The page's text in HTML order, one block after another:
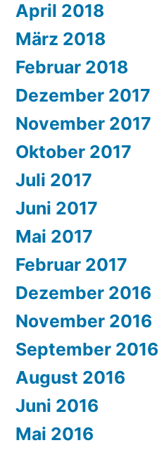
April 2018
März 2018
Februar 2018
Dezember 2017
November 2017
Oktober 2017
Juli 2017
Juni 2017
Mai 2017
Februar 2017
Dezember 2016
November 2016
September 2016
August 2016
Juni 2016
Mai 2016